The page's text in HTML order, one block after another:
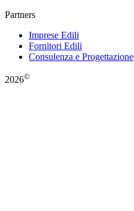
Partners
Imprese Edili
Fornitori Edili
Consulenza e Progettazione
2026©